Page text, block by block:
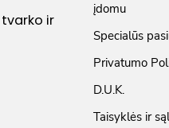
ir
įdomu
Specialūs
Privatumo
D.U.K.
Taisyklės ir